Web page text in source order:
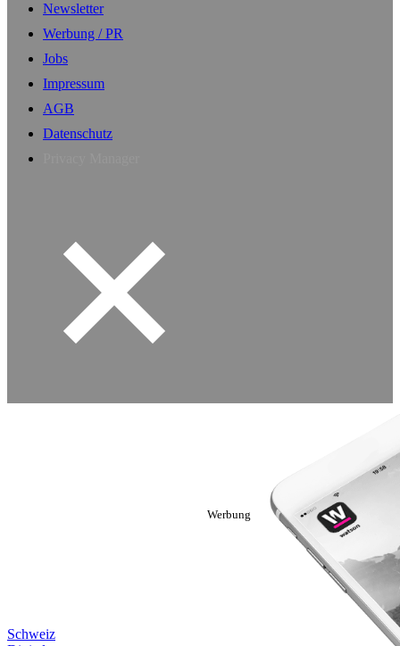
Newsletter
Werbung / PR
Jobs
Impressum
AGB
Datenschutz
Schweiz